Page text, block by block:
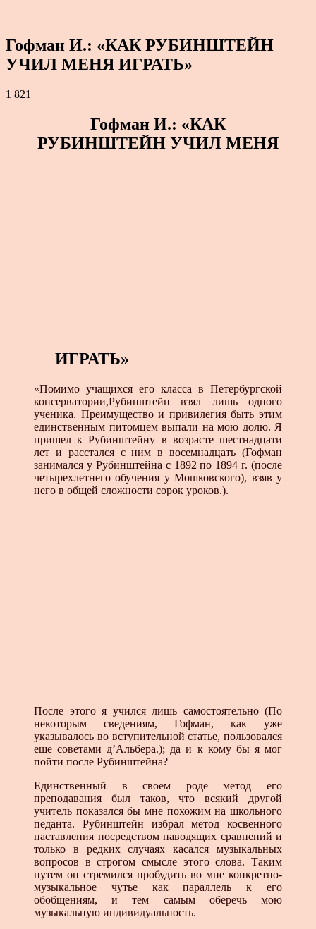
Гофман И.: «КАК РУБИНШТЕЙН
УЧИЛ МЕНЯ ИГРАТЬ»
1 821
Гофман И.: «КАК
РУБИНШТЕЙН УЧИЛ МЕНЯ
ИГРАТЬ»
«Помимо учащихся его класса в Петербургской
консерватории,Рубинштейн взял лишь одного
ученика. Преимущество и привилегия быть этим
единственным питомцем выпали на мою долю. Я
пришел к Рубинштейну в возрасте шестнадцати
лет и расстался с ним в восемнадцать (Гофман
занимался у Рубинштейна с 1892 по 1894 г. (после
четырехлетнего обучения у Мошковского), взяв у
него в общей сложности сорок уроков.).
После этого я учился лишь самостоятельно (По
некоторым сведениям, Гофман, как уже
указывалось во вступительной статье, пользовался
еще советами д’Альбера.); да и к кому бы я мог
пойти после Рубинштейна?
Единственный в своем роде метод его
преподавания был таков, что всякий другой
учитель показался бы мне похожим на школьного
педанта. Рубинштейн избрал метод косвенного
наставления посредством наводящих сравнений и
только в редких случаях касался музыкальных
вопросов в строгом смысле этого слова. Таким
путем он стремился пробудить во мне конкретно-
музыкальное чутье как параллель к его
обобщениям, и тем самым оберечь мою
музыкальную индивидуальность.